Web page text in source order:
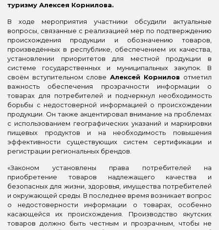
туризму Алексея Корнилова.
В ходе мероприятия участники обсудили актуальные
вопросы, связанные с реализацией мер по подтверждению
происхождения продукции и обозначению товаров,
произведённых в республике, обеспечением их качества,
установлении приоритетов для местной продукции в
системе государственных и муниципальных закупок. В
своём вступительном слове Алексей Корнилов отметил
важность обеспечения прозрачности информации о
товарах для потребителей и подчеркнул необходимость
борьбы с недостоверной информацией о происхождении
продукции. Он также акцентировал внимание на проблемах
с использованием географических указаний и маркировки
пищевых продуктов и на необходимость повышения
эффективности существующих систем сертификации и
регистрации региональных брендов.
«Законом установлены права потребителей на
приобретение товаров надлежащего качества и
безопасных для жизни, здоровья, имущества потребителей
и окружающей среды. В последнее время возникает вопрос
о недостоверности информации о товарах, особенно
касающейся их происхождения. Производство якутских
товаров должно быть честным и прозрачным, чтобы не